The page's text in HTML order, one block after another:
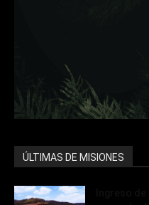
ÚLTIMAS DE MISIONES